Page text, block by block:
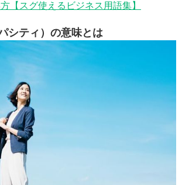
【スグ使えるビジネス用語集】
シティ）の意味とは